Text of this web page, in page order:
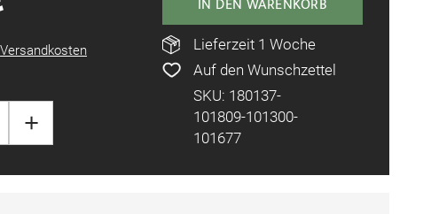
+
Versandkosten
IN DEN WARENKORB
Lieferzeit 1 Woche
Auf den Wunschzettel
SKU: 180137-
101809-101300-
101677